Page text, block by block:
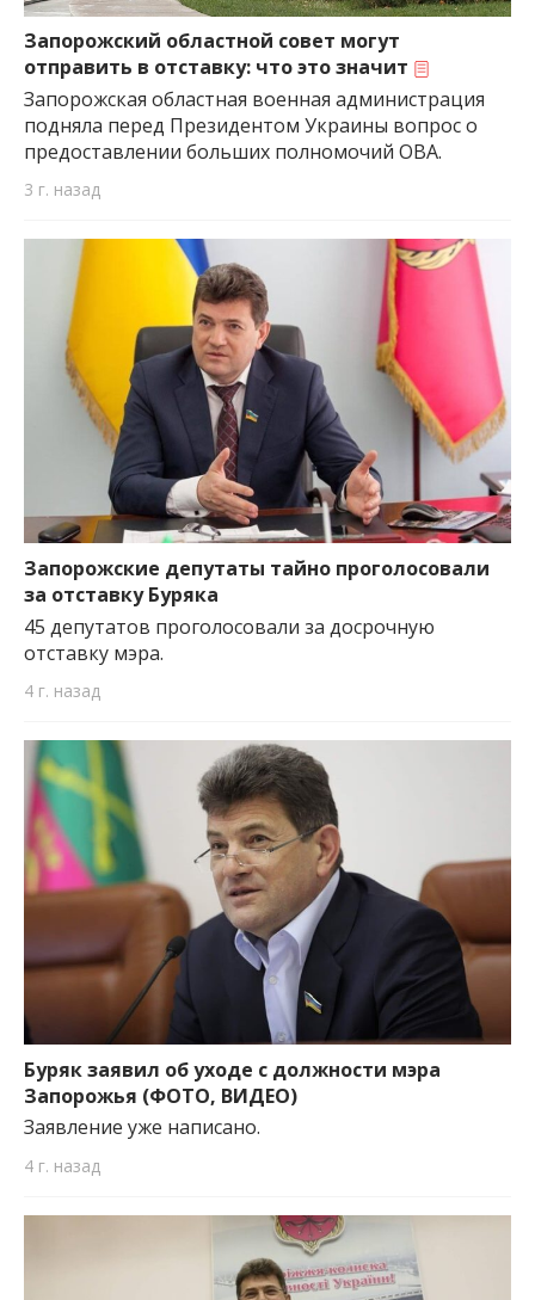
важную информацию о событиях
города Запорожья и области.
Запорожский областной совет могут
отправить в отставку: что это значит
Запорожская областная военная администрация
подняла перед Президентом Украины вопрос о
предоставлении больших полномочий ОВА.
3 г. назад
Запорожские депутаты тайно проголосовали
за отставку Буряка
45 депутатов проголосовали за досрочную
отставку мэра.
4 г. назад
Буряк заявил об уходе с должности мэра
Запорожья (ФОТО, ВИДЕО)
Заявление уже написано.
4 г. назад